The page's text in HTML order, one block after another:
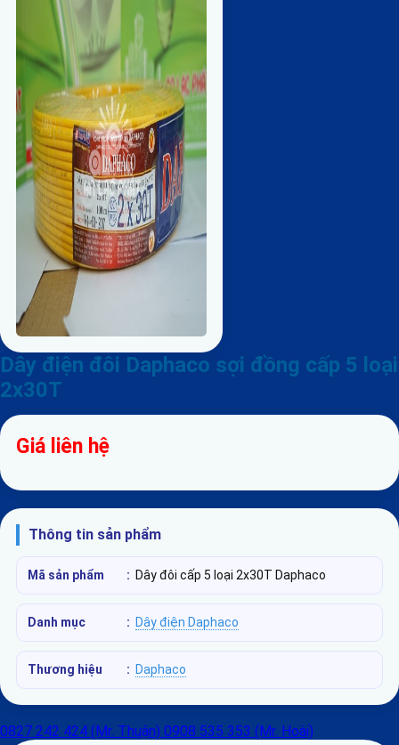
Dây điện đôi Daphaco sợi đồng cấp 5 loại
2x30T
Giá liên hệ
Thông tin sản phẩm
Mã sản phẩm : Dây đôi cấp 5 loại 2x30T Daphaco
Danh mục : Dây điện Daphaco
Thương hiệu : Daphaco
0827 242 424 (Mr. Thuận) 0908 535 353 (Mr. Hoài)